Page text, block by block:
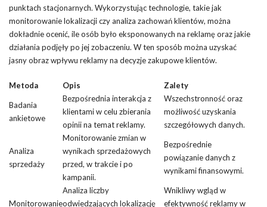
punktach stacjonarnych. Wykorzystując technologie, takie jak
monitorowanie lokalizacji czy analiza zachowań klientów, można
dokładnie ocenić, ile osób było eksponowanych na reklamę oraz jakie
działania podjęły po jej zobaczeniu. W ten sposób można uzyskać
jasny obraz wpływu reklamy na decyzje zakupowe klientów.
Metoda Opis Zalety
Badania
ankietowe
Bezpośrednia interakcja z
klientami w celu zbierania
opinii na temat reklamy.
Wszechstronność oraz
możliwość uzyskania
szczegółowych danych.
Analiza
sprzedaży
Monitorowanie zmian w
wynikach sprzedażowych
przed, w trakcie i po
kampanii.
Bezpośrednie
powiązanie danych z
wynikami finansowymi.
Monitorowanie
Analiza liczby
odwiedzających lokalizację
Wnikliwy wgląd w
efektywność reklamy w